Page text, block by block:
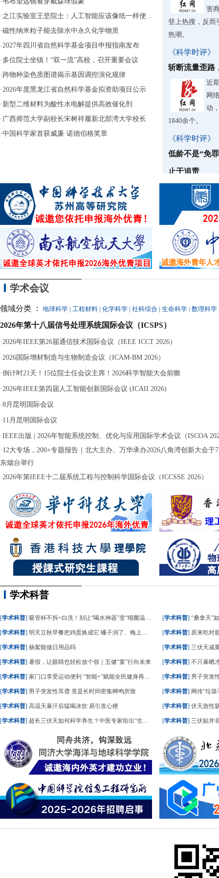
· 之江实验室王坚院士：人工智能应该像纸一样便...
·磁性纳米粒子能去除水中永久化学物质
·2027年四川省自然科学基金项目申报指南发布
· 多位院士坐镇！“双一流”高校，召开重要会议
· 跨物种染色质图谱揭示基因调控演化规律
·2026年度黑龙江省自然科学基金拟资助项目公示
· 新型二维材料为酸性水电解提供高效催化剂
· 广西师范大学副校长宋树祥履新北部湾大学校长
·中国科学家首获威廉·诺德伯格奖章
害
登上热搜，反而
热潮。
《科学时评》
斩断流量歪路
近
网
动
1840余个。
《科学时评》
低龄不是“免
止于追责
据
公
12
力犯罪的核准追
学术会议
领域分类 ： 地球科学 | 工程材料 | 化学科学 | 社科综合 | 生命科学 | 数理科学
2026年第十八届信号处理系统国际会议（ICSPS）
·2026年IEEE第26届通信技术国际会议（IEEE ICCT 2026）
·2026国际增材制造与生物制造会议（ICAM-BM 2026）
·倒计时21天！15位院士任会议主席！2026科学智能大会前瞻
·2026年IEEE第四届人工智能创新国际会议 (ICAII 2026)
·8月昆明国际会议
· 11月昆明国际会议
·IEEE出版 | 2026年智能系统控制、优化与应用国际学术会议（ISCOA
· 12大专场，200+专题报告｜北大主办、万华承办2026八角湾创新大会于
东烟台举行
·2026年第IEEE十二届系统工程与控制科学国际会议（ICCSSE 2026）
学术科普
[学术科普] 吸管杯不拆=白洗！别让“喝水神器”变“细菌温床”
[学术科普] 明天立秋早餐把鸡蛋换成它 嗓子润了、晚上睡踏实了
[学术科普] 杨絮能做日用品吗
[学术科普] 暑假，让眼睛也轻松放个假｜五健“童”行向未来
[学术科普] 家门口享受运动便利 “智能+”赋能全民健身再升级
[学术科普] 男子突发性耳聋 竟是长时间密集蝉鸣所致
[学术科普] 高温天暴汗后猛喝冰饮 易引发心梗
[学术科普] 超长三伏天如何科学养生？中医专家给出“生活处方”
[学术科普] “桑拿天”
[学术科普] 原来吃对脂肪，
[学术科普] 三伏天减
[学术科普] 不只暴晒
[学术科普] 男子突发
[学术科普] 网传“垃
[学术科普] 伏天急性
[学术科普] 三伏贴并